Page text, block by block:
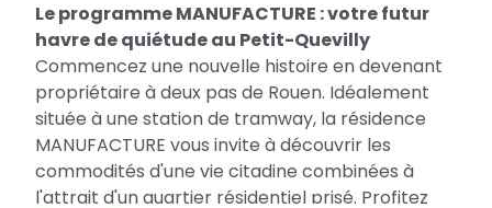
Le programme MANUFACTURE : votre futur
havre de quiétude au Petit-Quevilly
Commencez une nouvelle histoire en devenant
propriétaire à deux pas de Rouen. Idéalement
située à une station de tramway, la résidence
MANUFACTURE vous invite à découvrir les
commodités d'une vie citadine combinées à
l'attrait d'un quartier résidentiel prisé. Profitez